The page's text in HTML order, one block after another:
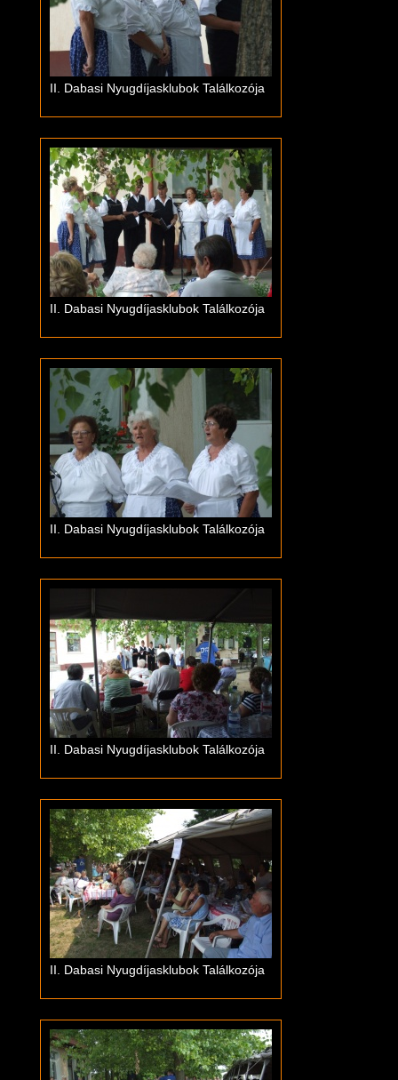
II. Dabasi Nyugdíjasklubok Találkozója
II. Dabasi Nyugdíjasklubok Találkozója
II. Dabasi Nyugdíjasklubok Találkozója
II. Dabasi Nyugdíjasklubok Találkozója
II. Dabasi Nyugdíjasklubok Találkozója